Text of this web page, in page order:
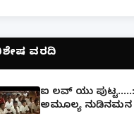
ವರದಿ
ಐ ಲವ್ ಯು
ಅಮೂಲ್ಯ ನುಡಿನಮನ